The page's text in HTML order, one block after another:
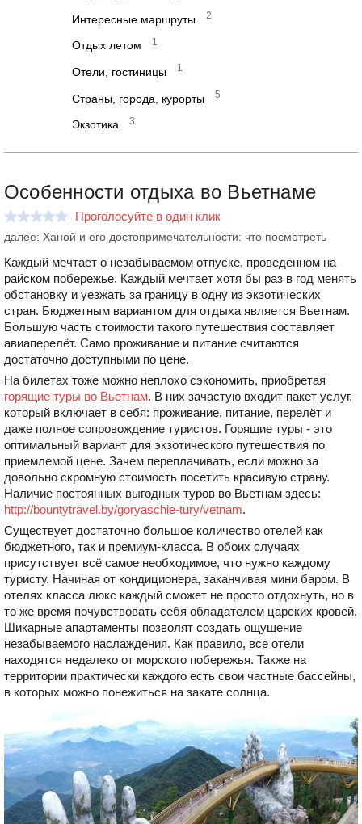
Интересные маршруты 2
Отдых летом 1
Отели, гостиницы 1
Страны, города, курорты 5
Экзотика 3
Особенности отдыха во Вьетнаме
Проголосуйте в один клик
далее: Ханой и его достопримечательности: что посмотреть
Каждый мечтает о незабываемом отпуске, проведённом на
райском побережье. Каждый мечтает хотя бы раз в год менять
обстановку и уезжать за границу в одну из экзотических
стран. Бюджетным вариантом для отдыха является Вьетнам.
Большую часть стоимости такого путешествия составляет
авиаперелёт. Само проживание и питание считаются
достаточно доступными по цене.
На билетах тоже можно неплохо сэкономить, приобретая
горящие туры во Вьетнам. В них зачастую входит пакет услуг,
который включает в себя: проживание, питание, перелёт и
даже полное сопровождение туристов. Горящие туры - это
оптимальный вариант для экзотического путешествия по
приемлемой цене. Зачем переплачивать, если можно за
довольно скромную стоимость посетить красивую страну.
Наличие постоянных выгодных туров во Вьетнам здесь:
http://bountytravel.by/goryaschie-tury/vetnam.
Существует достаточно большое количество отелей как
бюджетного, так и премиум-класса. В обоих случаях
присутствует всё самое необходимое, что нужно каждому
туристу. Начиная от кондиционера, заканчивая мини баром. В
отелях класса люкс каждый сможет не просто отдохнуть, но в
то же время почувствовать себя обладателем царских кровей.
Шикарные апартаменты позволят создать ощущение
незабываемого наслаждения. Как правило, все отели
находятся недалеко от морского побережья. Также на
территории практически каждого есть свои частные бассейны,
в которых можно понежиться на закате солнца.